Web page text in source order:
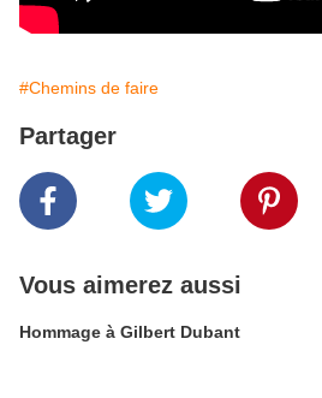
#Chemins de faire
Partager
Vous aimerez aussi
Hommage à Gilbert Dubant